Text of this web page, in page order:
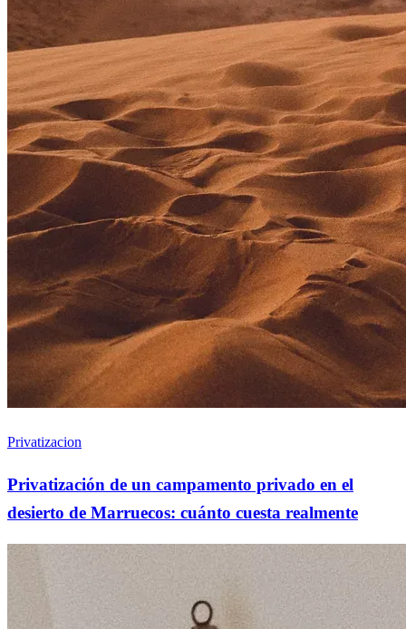
Privatizacion
Privatización de un campamento privado en el
desierto de Marruecos: cuánto cuesta realmente